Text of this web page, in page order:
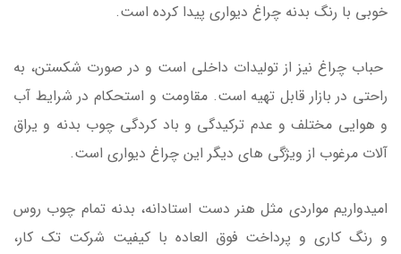
خوبی با رنگ بدنه چراغ دیواری پیدا کرده است.
حباب چراغ نیز از تولیدات داخلی است و در صورت شکستن، به
راحتی در بازار قابل تهیه است. مقاومت و استحکام در شرایط آب
و هوایی مختلف و عدم ترکیدگی و باد کردگی چوب بدنه و یراق
آلات مرغوب از ویژگی های دیگر این چراغ دیواری است.
امیدواریم مواردی مثل هنر دست استادانه، بدنه تمام چوب روس
و رنگ کاری و پرداخت فوق العاده با کیفیت شرکت تک کار،